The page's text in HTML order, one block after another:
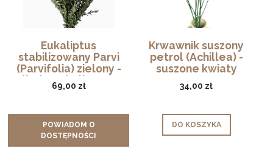
Eukaliptus
stabilizowany Parvi
(Parvifolia) zielony -
liście eukaliptusa
69,00 zł
POWIADOM O
DOSTĘPNOŚCI
Krwawnik suszony
petrol (Achillea) -
suszone kwiaty
34,00 zł
DO KOSZYKA